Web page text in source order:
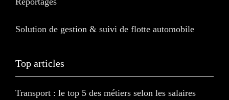
Solution de gestion & suivi de flotte automobile
Top articles
Transport : le top 5 des métiers selon les salaires